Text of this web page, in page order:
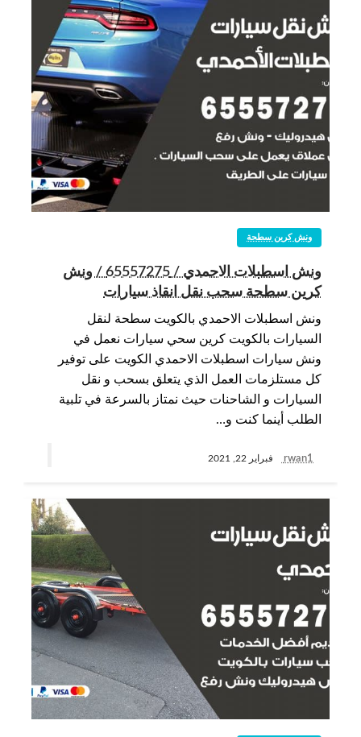
ونش كرين سطحة
ونش اسطبلات الاحمدي / 65557275 / ونش
كرين سطحة سحب نقل انقاذ سيارات
ونش اسطبلات الاحمدي بالكويت سطحة لنقل
السيارات بالكويت كرين سحي سيارات نعمل في
ونش سيارات اسطبلات الاحمدي الكويت على توفير
كل مستلزمات العمل الذي يتعلق بسحب و نقل
السيارات و الشاحنات حيث نمتاز بالسرعة في تلبية
الطلب أينما كنت و…
rwan1 فبراير 22, 2021